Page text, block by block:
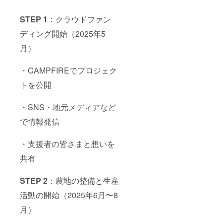
STEP 1 ：クラウドファン
ディング開始（2025年5
月）
・CAMPFIREでプロジェク
トを公開
・SNS・地元メディアなど
で情報発信
・支援者の皆さまと想いを
共有
STEP 2 ：農地の整備と生産
活動の開始（2025年6月〜8
月）